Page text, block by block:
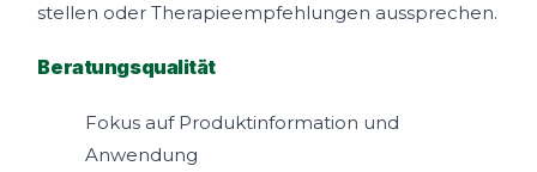
stellen oder Therapieempfehlungen aussprechen.
Beratungsqualität
Fokus auf Produktinformation und
Anwendung